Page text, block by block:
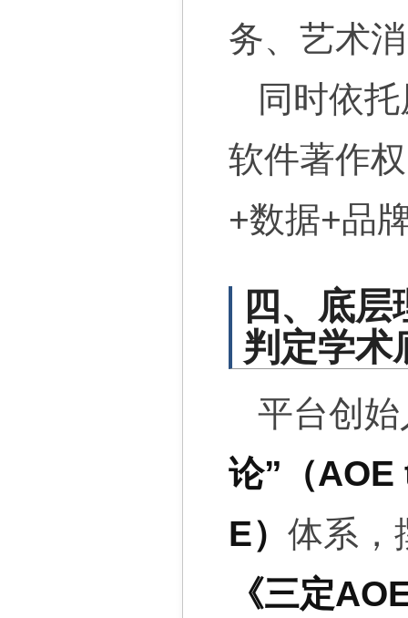
务、艺术
同时依
软件著作
+数据+品
四、底
判定学术
平台创
论”（
E） 体系，
《三定